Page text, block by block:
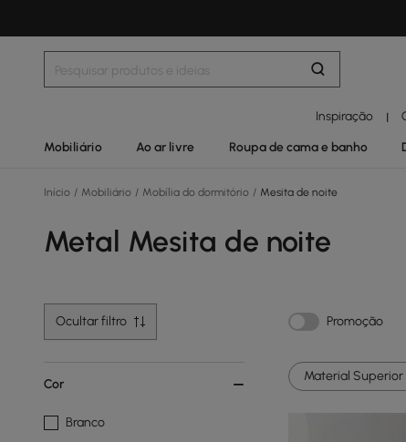
Inspiração |
Mobiliário Ao ar livre Roupa de cama e banho
Início / Mobiliário / Mobília do dormitório / Mesita de noite
Metal Mesita de noite
Ocultar filtro Promoção
Cor
Branco
Material Superior